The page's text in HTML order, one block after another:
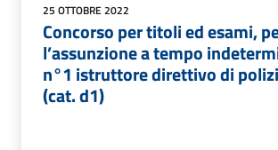
25 OTTOBRE 2022
Concorso per titoli ed esami,
l’assunzione a tempo
n°1 istruttore direttivo di
(cat. d1)